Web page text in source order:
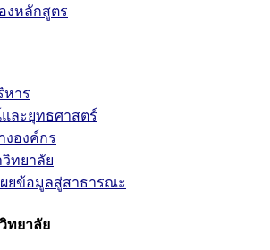
งหลักสูตร
าร
ละยุทธศาสตร์
งองค์กร
ทยาลัย
ผยข้อมูลสู่สาธารณะ
ทยาลัย